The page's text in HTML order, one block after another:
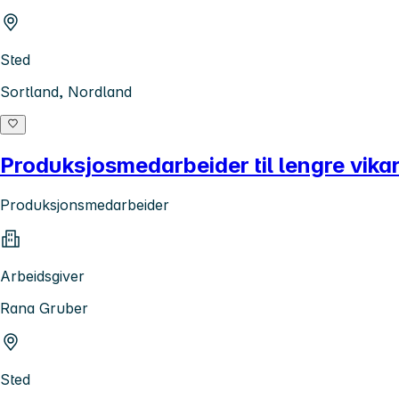
Sted
Sortland, Nordland
Produksjosmedarbeider til lengre
Produksjonsmedarbeider
Arbeidsgiver
Rana Gruber
Sted